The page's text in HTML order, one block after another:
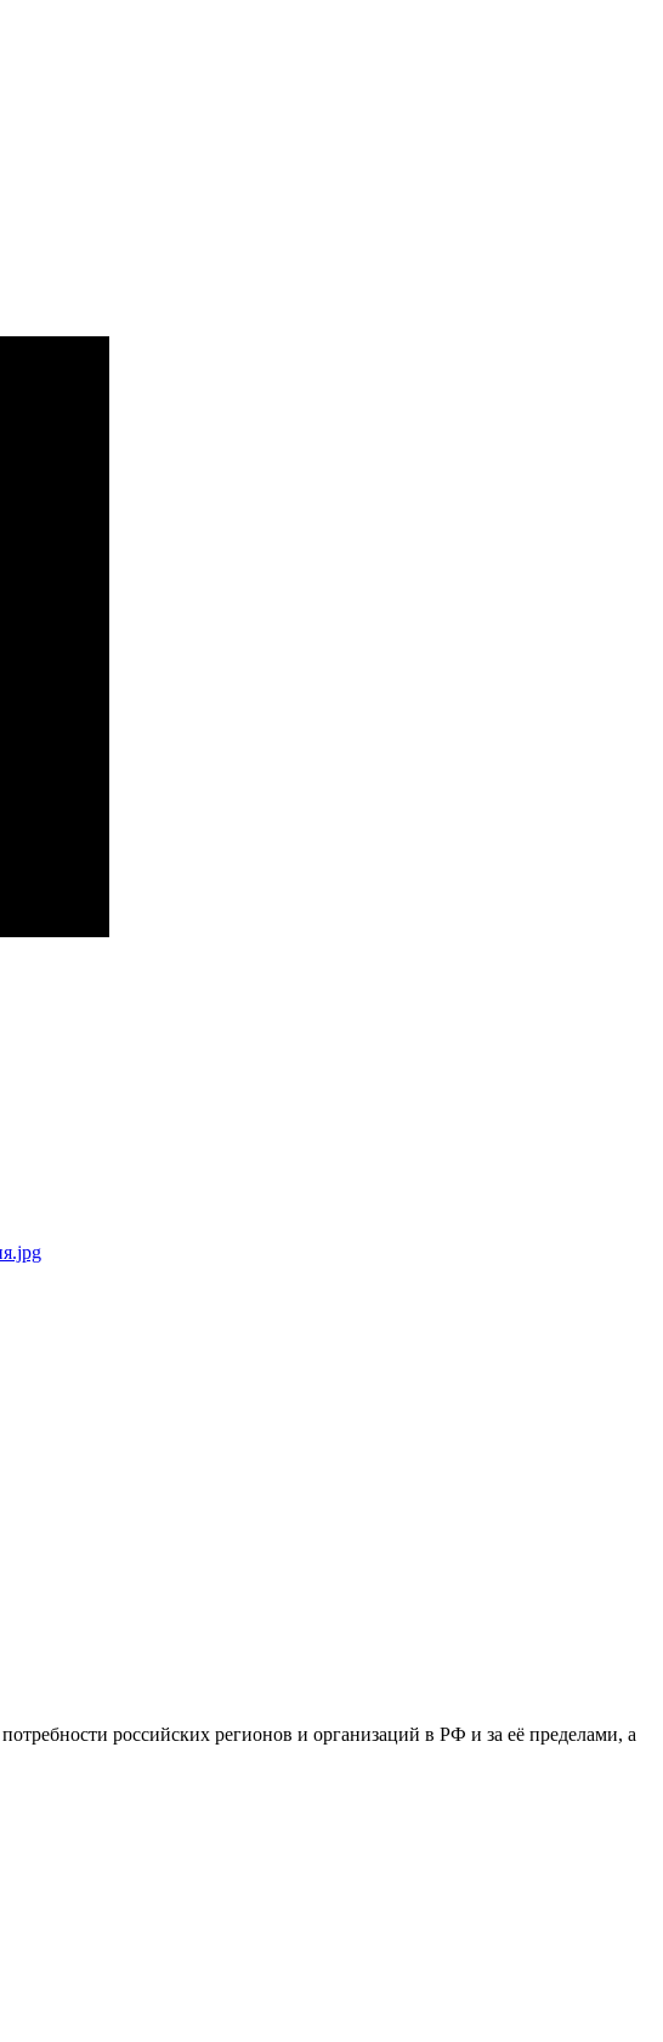
российских регионов и организаций в РФ и за её пределами, а